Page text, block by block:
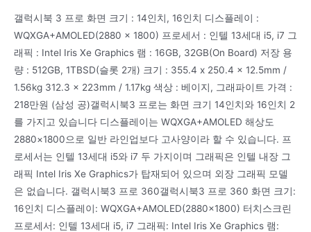
갤럭시북 3 프로 화면 크기 : 14인치, 16인치 디스플레이 :
WQXGA+AMOLED(2880 x 1800) 프로세서 : 인텔 13세대 i5, i7 그
래픽 : Intel Iris Xe Graphics 램 : 16GB, 32GB(On Board) 저장 용
량 : 512GB, 1TBSD(슬롯 2개) 크기 : 355.4 x 250.4 x 12.5mm /
1.56kg 312.3 x 223mm / 1.17kg 색상 : 베이지, 그래파이트 가격 :
218만원 (삼성 공)갤럭시북3 프로는 화면 크기 14인치와 16인치 2
를 가지고 있습니다 디스플레이는 WQXGA+AMOLED 해상도
2880×1800으로 일반 라인업보다 고사양이라 할 수 있습니다. 프
로세서는 인텔 13세대 i5와 i7 두 가지이며 그래픽은 인텔 내장 그
래픽 Intel Iris Xe Graphics가 탑재되어 있으며 외장 그래픽 모델
은 없습니다. 갤럭시북3 프로 360갤럭시북3 프로 360 화면 크기:
16인치 디스플레이: WQXGA+AMOLED(2880×1800) 터치스크린
프로세서: 인텔 13세대 i5, i7 그래픽: Intel Iris Xe Graphics 램: